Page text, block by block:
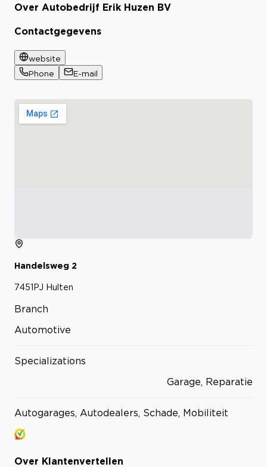
Over Autobedrijf Erik Huzen BV
Contactgegevens
website
Phone
E-mail
Handelsweg 2
7451PJ Hulten
Branch
Automotive
Specializations
Garage, Reparatie
Autogarages, Autodealers, Schade, Mobiliteit
Over Klantenvertellen